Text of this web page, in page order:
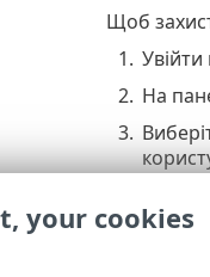
Щоб
1. Увійти
2. На
3.
your cookies